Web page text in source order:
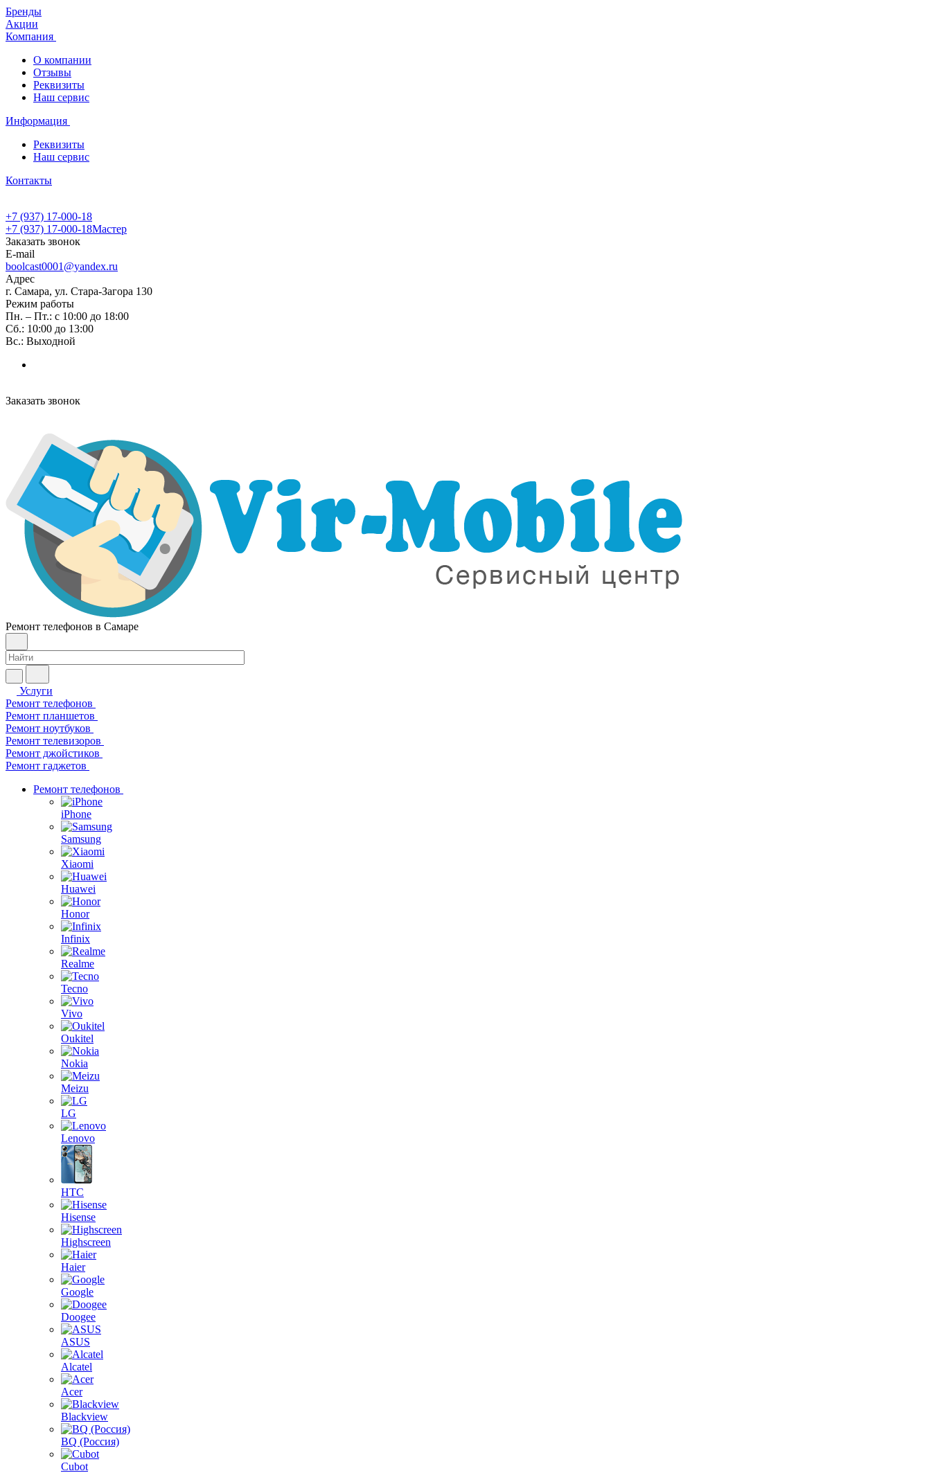
Бренды
Акции
Компания
О компании
Отзывы
Реквизиты
Наш сервис
Информация
Реквизиты
Наш сервис
Контакты
+7 (937) 17-000-18
+7 (937) 17-000-18Мастер
Заказать звонок
E-mail
boolcast0001@yandex.ru
Адрес
г. Самара, ул. Стара-Загора 130
Режим работы
Пн. – Пт.: с 10:00 до 18:00
Сб.: 10:00 до 13:00
Вс.: Выходной
Заказать звонок
Ремонт телефонов в Самаре
Услуги
Ремонт телефонов
Ремонт планшетов
Ремонт ноутбуков
Ремонт телевизоров
Ремонт джойстиков
Ремонт гаджетов
Ремонт телефонов
iPhone
Samsung
Xiaomi
Huawei
Honor
Infinix
Realme
Tecno
Vivo
Oukitel
Nokia
Meizu
LG
Lenovo
HTC
Hisense
Highscreen
Haier
Google
Doogee
ASUS
Alcatel
Acer
Blackview
BQ (Россия)
Cubot